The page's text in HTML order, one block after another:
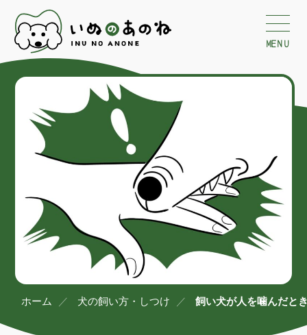
MENU
ホーム 犬の飼い方・しつけ 飼い犬が人を噛んだと